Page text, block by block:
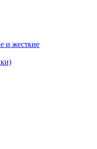
и жесткие